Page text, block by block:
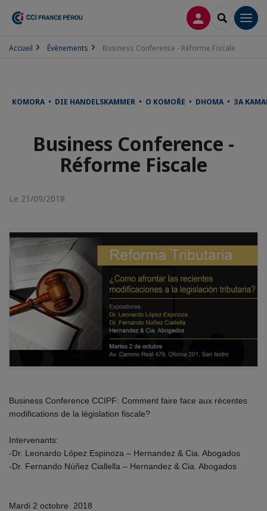
CONNEXION
Accueil Évènements Business Conference - Réforme Fiscale
KOMORA • DIE HANDELSKAMMER • O KOMOŘE • DHOMA • ЗА
Business Conference -
Réforme Fiscale
Le 21/09/2018
Business Conference CCIPF: Comment faire face aux récentes
modifications de la législation fiscale?
Intervenants:
-Dr. Leonardo López Espinoza – Hernandez & Cia. Abogados
-Dr. Fernando Núñez Ciallella – Hernandez & Cia. Abogados
Mardi 2 octobre 2018